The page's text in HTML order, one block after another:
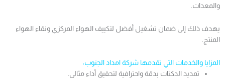
والمعدات.
يهدف ذلك إلى ضمان تشغيل أفضل لتكييف الهواء المركزي ونقاء الهواء
المنتج.
المزايا والخدمات التي تقدمها شركة امداد الجنوب:
تمديد الدكتات بدقة واحترافية لتحقيق أداء مثالي.